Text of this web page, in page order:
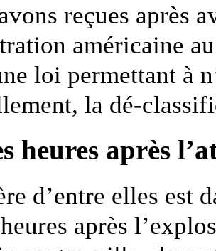
reçues après
américaine
loi permettant à
la dé-
heures après
d’entre elles est
après